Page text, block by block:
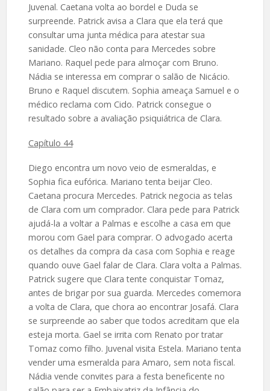
Juvenal. Caetana volta ao bordel e Duda se
surpreende. Patrick avisa a Clara que ela terá que
consultar uma junta médica para atestar sua
sanidade. Cleo não conta para Mercedes sobre
Mariano. Raquel pede para almoçar com Bruno.
Nádia se interessa em comprar o salão de Nicácio.
Bruno e Raquel discutem. Sophia ameaça Samuel e o
médico reclama com Cido. Patrick consegue o
resultado sobre a avaliação psiquiátrica de Clara.
Capítulo 44
Diego encontra um novo veio de esmeraldas, e
Sophia fica eufórica. Mariano tenta beijar Cleo.
Caetana procura Mercedes. Patrick negocia as telas
de Clara com um comprador. Clara pede para Patrick
ajudá-la a voltar a Palmas e escolhe a casa em que
morou com Gael para comprar. O advogado acerta
os detalhes da compra da casa com Sophia e reage
quando ouve Gael falar de Clara. Clara volta a Palmas.
Patrick sugere que Clara tente conquistar Tomaz,
antes de brigar por sua guarda. Mercedes comemora
a volta de Clara, que chora ao encontrar Josafá. Clara
se surpreende ao saber que todos acreditam que ela
esteja morta. Gael se irrita com Renato por tratar
Tomaz como filho. Juvenal visita Estela. Mariano tenta
vender uma esmeralda para Amaro, sem nota fiscal.
Nádia vende convites para a festa beneficente no